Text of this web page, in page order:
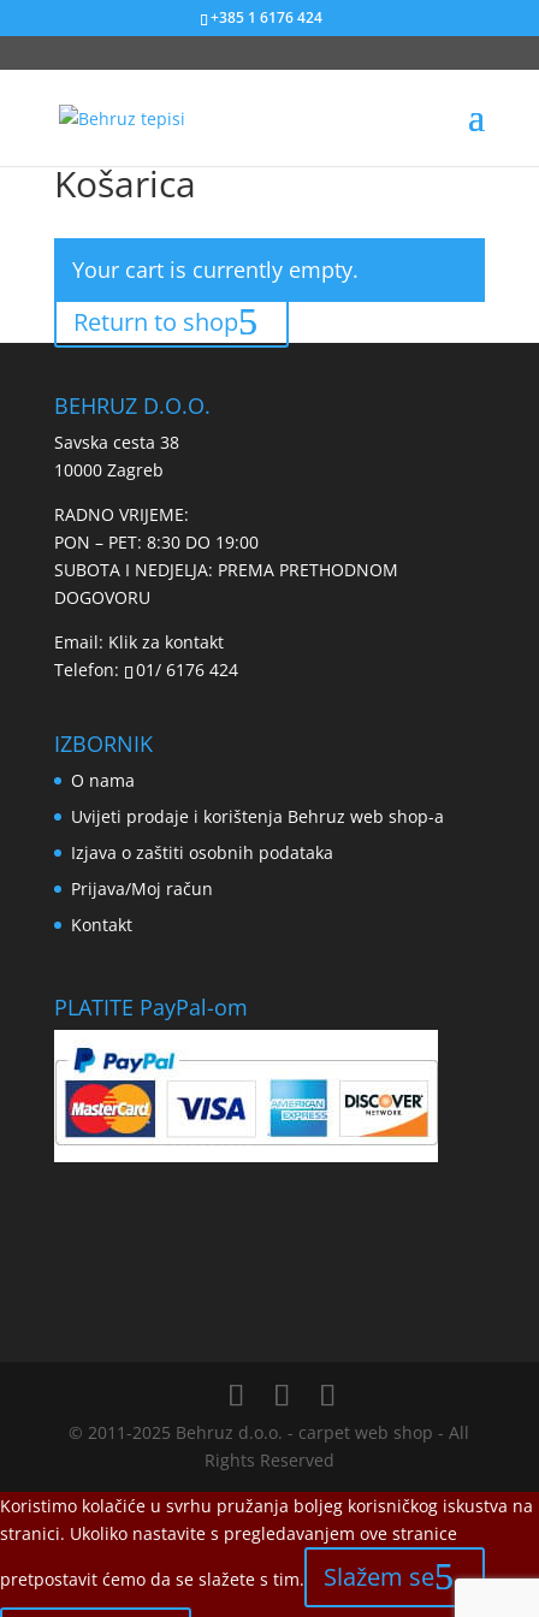
+385 1 6176 424
Košarica
Your cart is currently empty.
Return to shop
BEHRUZ D.O.O.
Savska cesta 38
10000 Zagreb
RADNO VRIJEME:
PON – PET: 8:30 DO 19:00
SUBOTA I NEDJELJA: PREMA PRETHODNOM
DOGOVORU
Email: Klik za kontakt
Telefon:
01/ 6176 424
IZBORNIK
O nama
Uvijeti prodaje i korištenja Behruz web shop-a
Izjava o zaštiti osobnih podataka
Prijava/Moj račun
Kontakt
PLATITE PayPal-om
© 2011-2025 Behruz d.o.o. - carpet web shop - All
Rights Reserved
Koristimo kolačiće u svrhu pružanja boljeg korisničkog iskustva na
stranici. Ukoliko nastavite s pregledavanjem ove stranice
pretpostavit ćemo da se slažete s tim.
Slažem se